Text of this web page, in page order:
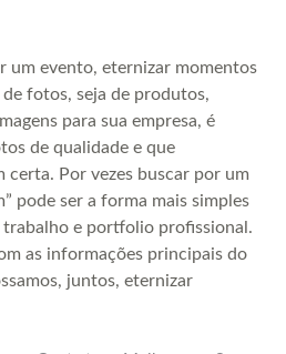
um evento, eternizar momentos
fotos, seja de produtos,
para sua empresa, é
de qualidade e que
certa. Por vezes buscar por um
” pode ser a forma mais simples
e portfolio profissional.
as informações principais do
juntos, eternizar